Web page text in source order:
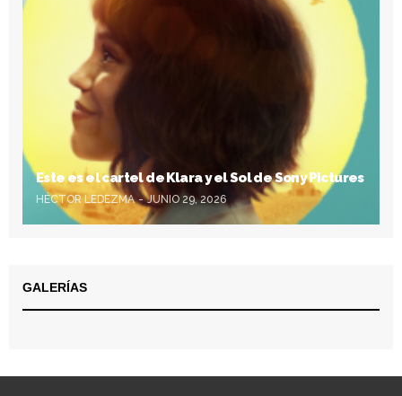
Este es el cartel de Klara y el Sol de Sony Pictures
HÉCTOR LEDEZMA JUNIO 29, 2026
GALERÍAS